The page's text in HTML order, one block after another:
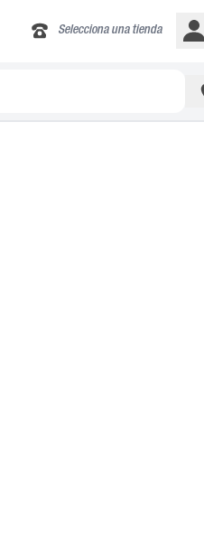
Selecciona una tienda